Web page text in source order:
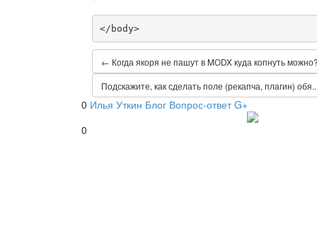
</body>
← Когда якоря не пашут в MODX куда копнуть
Подскажите, как сделать поле (рекапча, плагин)
0 Илья Уткин Блог Вопрос-ответ G+
0